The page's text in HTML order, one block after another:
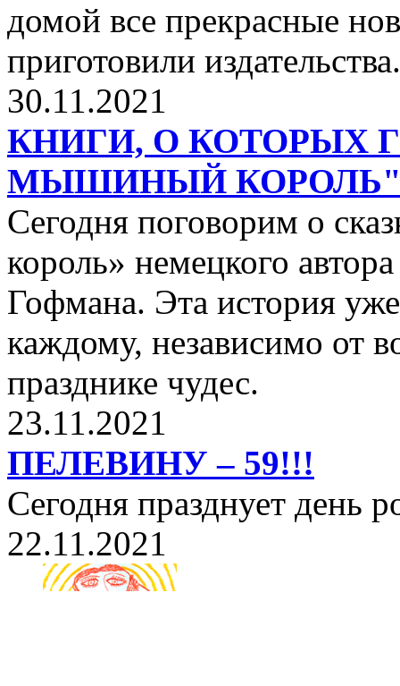
домой все прекрасные
приготовили издательства.
30.11.2021
КНИГИ, О КОТОРЫХ
МЫШИНЫЙ
Сегодня поговорим о
король» немецкого
Гофмана. Эта история
каждому, независимо от
празднике чудес.
23.11.2021
ПЕЛЕВИНУ – 59!!!
Сегодня празднует день
22.11.2021